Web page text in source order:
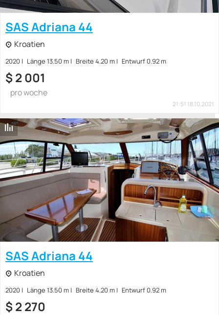
SAS Adriana 44
Kroatien
2020 Länge 13.50 m Breite 4.20 m Entwurf 0.92 m
$ 2 001
pro woche
21:51 18.10.2021
SAS Adriana 44
Kroatien
2020 Länge 13.50 m Breite 4.20 m Entwurf 0.92 m
$ 2 270